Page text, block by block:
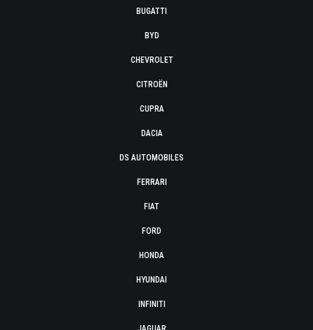
BUGATTI
BYD
CHEVROLET
CITROËN
CUPRA
DACIA
DS AUTOMOBILES
FERRARI
FIAT
FORD
HONDA
HYUNDAI
INFINITI